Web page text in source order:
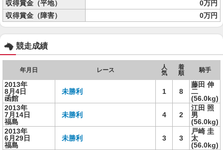
収得賞金（平地）
0万円
収得賞金（障害）
0万円
競走成績
年月日 レース
人
気
着
順
騎手
2013年
8月4日
函館
未勝利 1 8
藤田 伸
二
(56.0kg)
2013年
7月14日
福島
未勝利 4 2
江田 照
男
(56.0kg)
2013年
6月29日
福島
未勝利 3 3
戸崎 圭
太
(56.0kg)